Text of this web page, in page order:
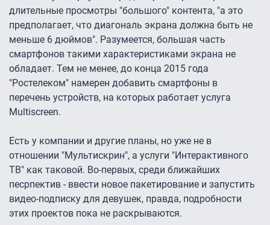
длительные просмотры "большого" контента, "а это
предполагает, что диагональ экрана должна быть не
меньше 6 дюймов". Разумеется, большая часть
смартфонов такими характеристиками экрана не
обладает. Тем не менее, до конца 2015 года
"Ростелеком" намерен добавить смартфоны в
перечень устройств, на которых работает услуга
Multiscreen.
Есть у компании и другие планы, но уже не в
отношении "Мультискрин", а услуги "Интерактивного
ТВ" как таковой. Во-первых, среди ближайших
песрпектив - ввести новое пакетирование и запустить
видео-подписку для девушек, правда, подробности
этих проектов пока не раскрываются.